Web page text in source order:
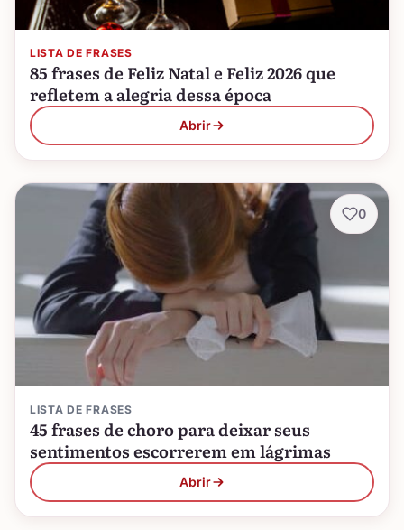
LISTA DE FRASES
85 frases de Feliz Natal e Feliz 2026 que
refletem a alegria dessa época
Abrir
LISTA DE FRASES
45 frases de choro para deixar seus
sentimentos escorrerem em lágrimas
Abrir
0